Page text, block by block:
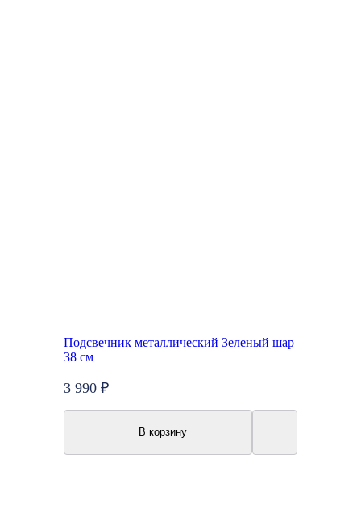
Подсвечник металлический Зеленый шар
38 см
3 990 ₽
В корзину